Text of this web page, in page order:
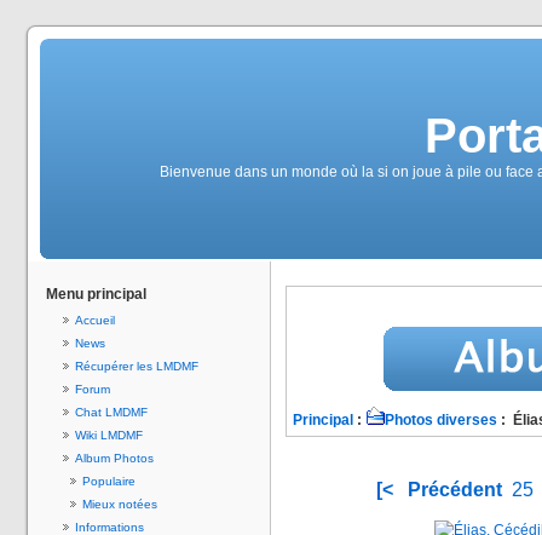
Bienvenue dans un monde où la si on joue à pile ou
Menu principal
Accueil
News
Récupérer les LMDMF
Forum
Chat LMDMF
Wiki LMDMF
Album Photos
Populaire
Mieux notées
Informations
Principal : Photos diverses :
[< Précédent 25